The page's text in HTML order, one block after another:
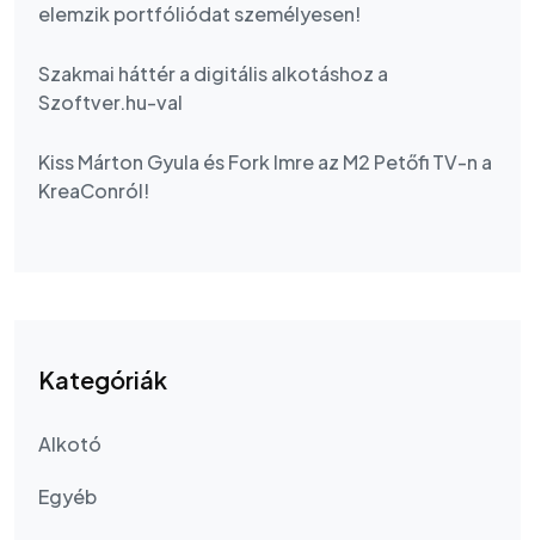
elemzik portfóliódat személyesen!
Szakmai háttér a digitális alkotáshoz a
Szoftver.hu-val
Kiss Márton Gyula és Fork Imre az M2 Petőfi TV-n a
KreaConról!
Kategóriák
Alkotó
Egyéb